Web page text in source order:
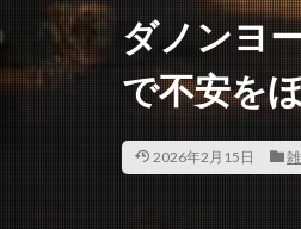
ダノンヨ
で不安を
2026年2月15日